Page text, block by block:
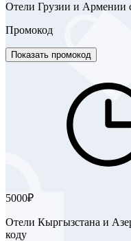
Отели Грузии и Армении
Промокод
Показать промокод
5000₽
Отели Кыргызстана и
коду